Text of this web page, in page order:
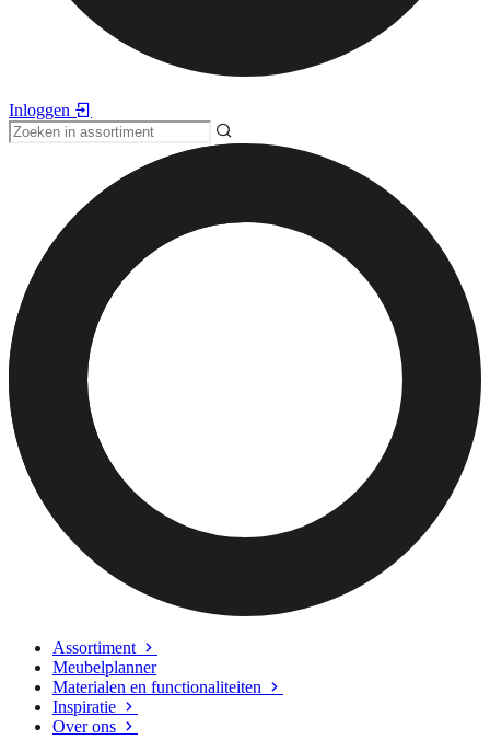
Inloggen
Assortiment
Meubelplanner
Materialen en functionaliteiten
Inspiratie
Over ons